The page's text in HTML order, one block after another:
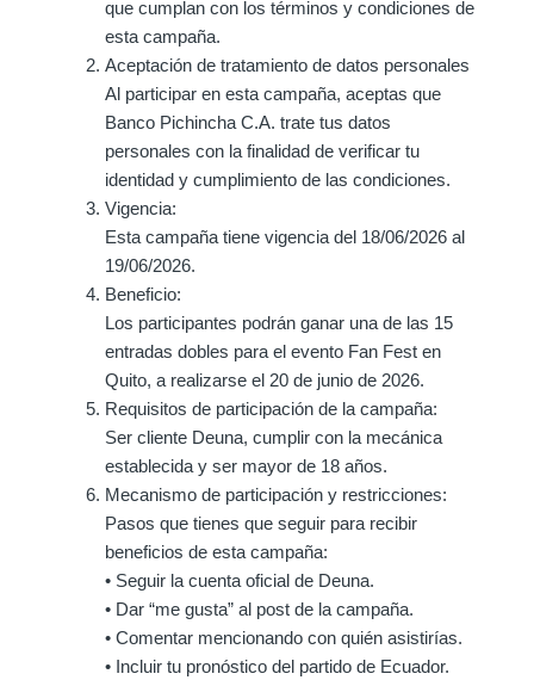
que cumplan con los términos y condiciones de
esta campaña.
Aceptación de tratamiento de datos personales
Al participar en esta campaña, aceptas que
Banco Pichincha C.A. trate tus datos
personales con la finalidad de verificar tu
identidad y cumplimiento de las condiciones.
Vigencia:
Esta campaña tiene vigencia del 18/06/2026 al
19/06/2026.
Beneficio:
Los participantes podrán ganar una de las 15
entradas dobles para el evento Fan Fest en
Quito, a realizarse el 20 de junio de 2026.
Requisitos de participación de la campaña:
Ser cliente Deuna, cumplir con la mecánica
establecida y ser mayor de 18 años.
Mecanismo de participación y restricciones:
Pasos que tienes que seguir para recibir
beneficios de esta campaña:
• Seguir la cuenta oficial de Deuna.
• Dar “me gusta” al post de la campaña.
• Comentar mencionando con quién asistirías.
• Incluir tu pronóstico del partido de Ecuador.